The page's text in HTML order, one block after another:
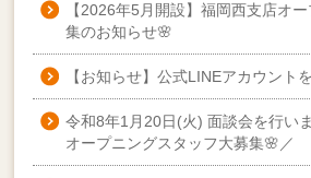
【2026年5月開設】福岡西支店オ
集のお知らせ🌸
【お知らせ】公式LINEアカウント
令和8年1月20日(火) 面談会を行
オープニングスタッフ大募集🌸／